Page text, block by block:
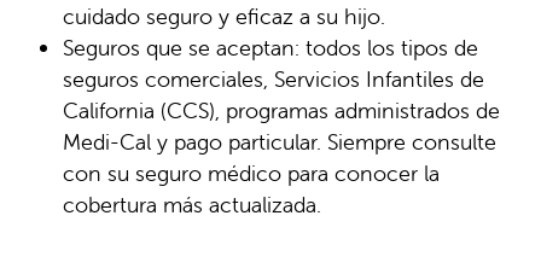
cuidado seguro y eficaz a su hijo.
Seguros que se aceptan: todos los tipos de
seguros comerciales, Servicios Infantiles de
California (CCS), programas administrados de
Medi-Cal y pago particular. Siempre consulte
con su seguro médico para conocer la
cobertura más actualizada.